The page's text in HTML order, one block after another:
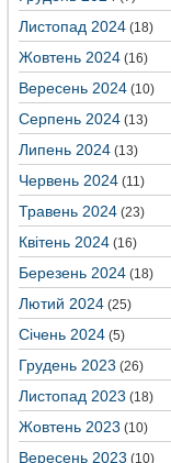
Листопад 2024 (18)
Жовтень 2024 (16)
Вересень 2024 (10)
Серпень 2024 (13)
Липень 2024 (13)
Червень 2024 (11)
Травень 2024 (23)
Квітень 2024 (16)
Березень 2024 (18)
Лютий 2024 (25)
Січень 2024 (5)
Грудень 2023 (26)
Листопад 2023 (18)
Жовтень 2023 (10)
Вересень 2023 (10)